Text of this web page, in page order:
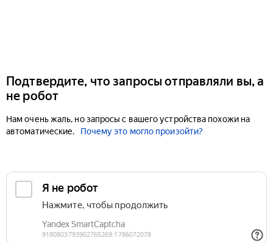
Подтвердите, что запросы отправляли вы, а
не робот
Нам очень жаль, но запросы с вашего устройства похожи на
автоматические.
Почему это могло произойти?